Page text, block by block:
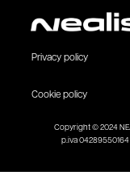
Privacy policy
Cookie policy
Copyright © 2024
p.iva 04289550164